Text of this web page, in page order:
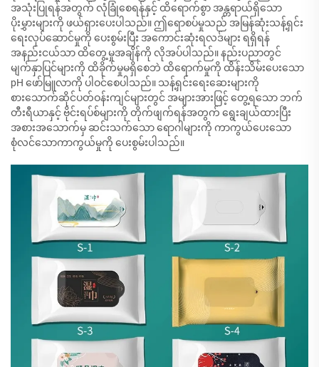
အသုံးပြုရန်အတွက် လုံခြုံစေရန်နှင့် ထိရောက်စွာ အန္တရာယ်ရှိသော
ပိုးမွှားများကို ဖယ်ရှားပေးပါသည်။ ဤရောစပ်မှုသည် အမြန်ဆုံးသန့်ရှင်း
ရေးလုပ်ဆောင်မှုကို ပေးစွမ်းပြီး အကောင်းဆုံးရလဒ်များ ရရှိရန်
အနည်းငယ်သာ ထိတွေ့မှုအချိန်ကို လိုအပ်ပါသည်။ နည်းပညာတွင်
မျက်နှာပြင်များကို ထိခိုက်မှုမရှိစေဘဲ ထိရောက်မှုကို ထိန်းသိမ်းပေးသော
pH ဖော်မြူလာကို ပါဝင်စေပါသည်။ သန့်ရှင်းရေးဆေးများကို
စားသောက်ဆိုင်ပတ်ဝန်းကျင်များတွင် အများအားဖြင့် တွေ့ရသော ဘက်
တီးရီယာနှင့် ဗိုင်းရပ်စ်များကို တိုက်ဖျက်ရန်အတွက် ရွေးချယ်ထားပြီး
အစားအသောက်မှ ဆင်းသက်သော ရောဂါများကို ကာကွယ်ပေးသော
စုံလင်သောကာကွယ်မှုကို ပေးစွမ်းပါသည်။